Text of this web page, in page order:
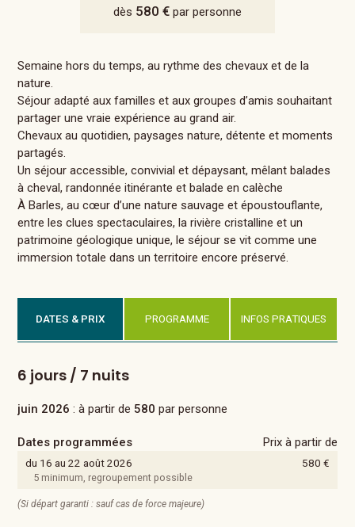
dès 580 €par personne
Semaine hors du temps, au rythme des chevaux et de la
nature.
Séjour adapté aux familles et aux groupes d’amis souhaitant
partager une vraie expérience au grand air.
Chevaux au quotidien, paysages nature, détente et moments
partagés.
Un séjour accessible, convivial et dépaysant, mêlant balades
à cheval, randonnée itinérante et balade en calèche
À Barles, au cœur d’une nature sauvage et époustouflante,
entre les clues spectaculaires, la rivière cristalline et un
patrimoine géologique unique, le séjour se vit comme une
immersion totale dans un territoire encore préservé.
DATES & PRIX PROGRAMME INFOS PRATIQUES
6 jours / 7 nuits
juin 2026 : à partir de580 par personne
Dates programmées Prix à partir de
du 16 au 22 août 2026 580 €
5 minimum, regroupement possible
(Si départ garanti : sauf cas de force majeure)